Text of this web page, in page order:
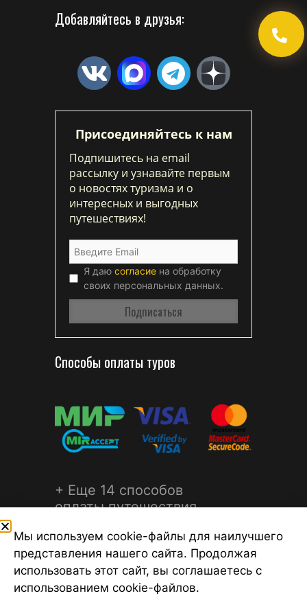
Добавляйтесь в друзья:
Присоединяйтесь к нам
Подпишитесь на email
рассылку и узнавайте первым
о новостях туризма и о
интересных и выгодных
путешествиях!
Я даю согласие на обработку
своих персональных данных.
Способы оплаты туров
+ Еще 14 способов
оплаты путешествия
©2026 Турагентство Турсфера - Поиск туров от надежных
Мы используем cookie-файлы для наилучшего
представления нашего сайта. Продолжая
использовать этот сайт, вы соглашаетесь с
использованием cookie-файлов.